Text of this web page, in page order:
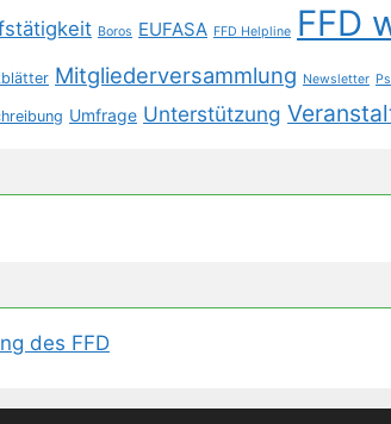
Boros EUFASA FFD Helpline FFD
Mitgliederversammlung Newsletter
Umfrage Unterstützung
des FFD